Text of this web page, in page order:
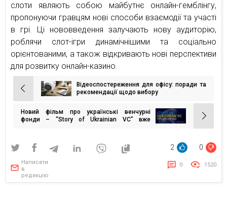
слоти являють собою майбутнє онлайн-гемблінгу,
пропонуючи гравцям нові способи взаємодії та участі
в грі. Ці нововведення залучають нову аудиторію,
роблячи слот-ігри динамічнішими та соціально
орієнтованими, а також відкривають нові перспективи
для розвитку онлайн-казино.
Навігація
записів
Відеоспостереження для офісу: поради та
рекомендації щодо вибору
Новий фільм про українські венчурні
фонди – “Story of Ukrainian VC” вже
2 0
Написати
в
редакцію
0 1520